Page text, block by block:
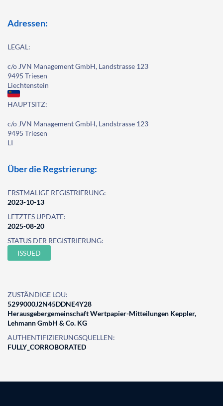
Adressen:
LEGAL:
c/o JVN Management GmbH, Landstrasse 123
9495 Triesen
Liechtenstein
HAUPTSITZ:
c/o JVN Management GmbH, Landstrasse 123
9495 Triesen
LI
Über die Regstrierung:
ERSTMALIGE REGISTRIERUNG:
2023-10-13
LETZTES UPDATE:
2025-08-20
STATUS DER REGISTRIERUNG:
ISSUED
ZUSTÄNDIGE LOU:
5299000J2N45DDNE4Y28
Herausgebergemeinschaft Wertpapier-Mitteilungen Keppler,
Lehmann GmbH & Co. KG
AUTHENTIFIZIERUNGSQUELLEN:
FULLY_CORROBORATED